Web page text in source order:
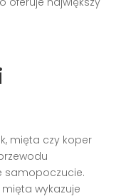
mięta czy koper
samopoczucie.
mięta wykazuje